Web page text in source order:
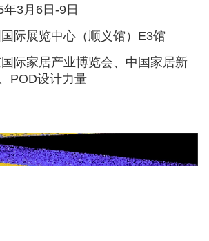
3月6日-9日
际展览中心（顺义馆）E3馆
际家居产业博览会、中国家居新
POD设计力量